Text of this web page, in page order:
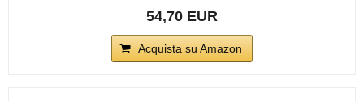
54,70 EUR
Acquista su Amazon